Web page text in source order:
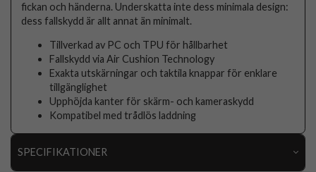
fickan och händerna. Underskatta inte dess minimala design:
dess fallskydd är allt annat än minimalt.
Tillverkad av PC och TPU för hållbarhet
Fallskydd via Air Cushion Technology
Exakta utskärningar och taktila knappar för enklare
tillgänglighet
Upphöjda kanter för skärm- och kameraskydd
Kompatibel med trådlös laddning
SPECIFIKATIONER